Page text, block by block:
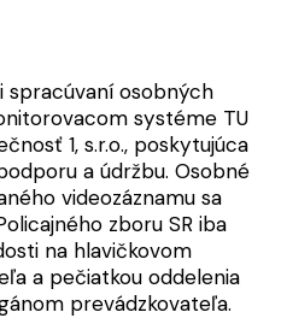
osobných
systéme TU
1, s.r.o., poskytujúca
a údržbu. Osobné
videozáznamu sa
zboru SR iba
na hlavičkovom
a pečiatkou oddelenia
prevádzkovateľa.